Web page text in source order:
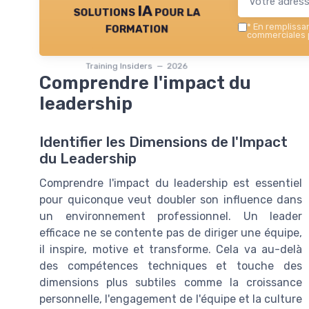
solutions IA pour la
formation
Training Insiders — 2026
* En
commerciales
Comprendre l'impact du
leadership
Identifier les Dimensions de l'Impact
du Leadership
Comprendre l'impact du leadership est essentiel
pour quiconque veut doubler son influence dans
un environnement professionnel. Un leader
efficace ne se contente pas de diriger une équipe,
il inspire, motive et transforme. Cela va au-delà
des compétences techniques et touche des
dimensions plus subtiles comme la croissance
personnelle, l'engagement de l'équipe et la culture